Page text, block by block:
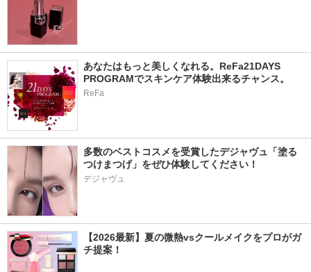
あなたはもっと美しくなれる。ReFa21DAYS
PROGRAMでスキンケア体験出来るチャンス。
ReFa
多数のベストコスメを受賞したデジャヴュ「塗る
つけまつげ」をぜひ体験してください！
デジャヴュ
【2026最新】夏の微熱vsクールメイクをプロがガ
チ提案！